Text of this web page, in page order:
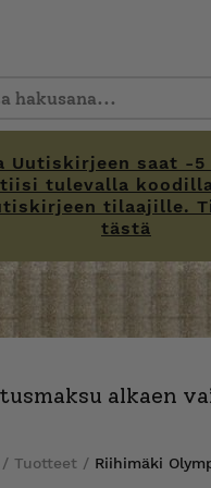
Uutiskirjeen saat -5
tulevalla
tilaajille.
tästä
alkaen
/ Tuotteet / Riihimäki